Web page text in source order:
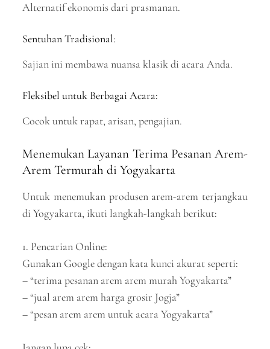
Alternatif ekonomis dari prasmanan.
Sentuhan Tradisional:
Sajian ini membawa nuansa klasik di acara Anda.
Fleksibel untuk Berbagai Acara:
Cocok untuk rapat, arisan, pengajian.
Menemukan Layanan Terima Pesanan Arem-
Arem Termurah di Yogyakarta
Untuk menemukan produsen arem-arem terjangkau
di Yogyakarta, ikuti langkah-langkah berikut:
1. Pencarian Online:
Gunakan Google dengan kata kunci akurat seperti:
– “terima pesanan arem arem murah Yogyakarta”
– “jual arem arem harga grosir Jogja”
– “pesan arem arem untuk acara Yogyakarta”